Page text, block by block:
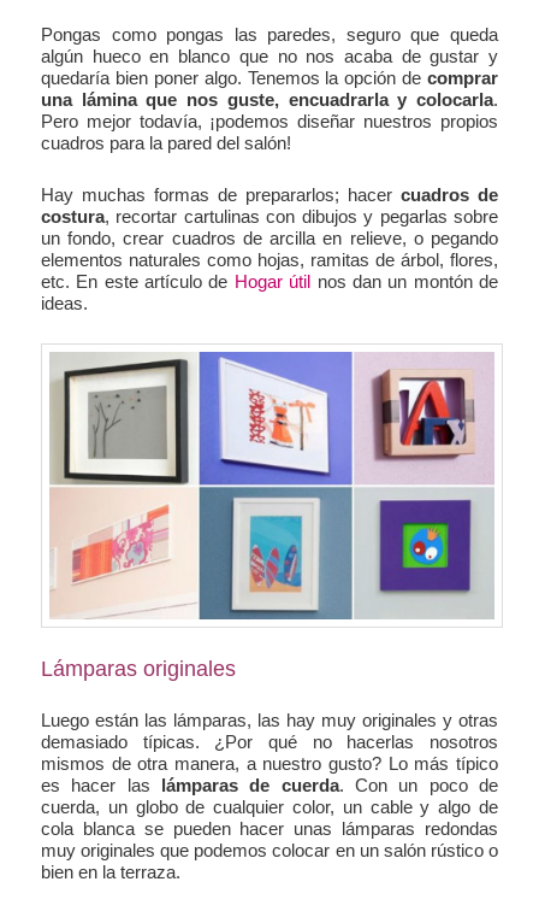
Pongas como pongas las paredes, seguro que queda
algún hueco en blanco que no nos acaba de gustar y
quedaría bien poner algo. Tenemos la opción de comprar
una lámina que nos guste, encuadrarla y colocarla.
Pero mejor todavía, ¡podemos diseñar nuestros propios
cuadros para la pared del salón!
Hay muchas formas de prepararlos; hacer cuadros de
costura, recortar cartulinas con dibujos y pegarlas sobre
un fondo, crear cuadros de arcilla en relieve, o pegando
elementos naturales como hojas, ramitas de árbol, flores,
etc. En este artículo de Hogar útil nos dan un montón de
ideas.
Lámparas originales
Luego están las lámparas, las hay muy originales y otras
demasiado típicas. ¿Por qué no hacerlas nosotros
mismos de otra manera, a nuestro gusto? Lo más típico
es hacer las lámparas de cuerda. Con un poco de
cuerda, un globo de cualquier color, un cable y algo de
cola blanca se pueden hacer unas lámparas redondas
muy originales que podemos colocar en un salón rústico o
bien en la terraza.